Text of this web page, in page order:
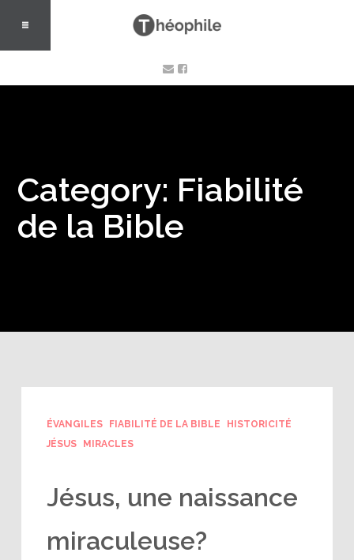
Category: Fiabilité
de la Bible
ÉVANGILES FIABILITÉ DE LA BIBLE
HISTORICITÉ
JÉSUS
MIRACLES
Jésus, une naissance
miraculeuse?